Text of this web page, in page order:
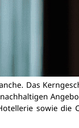
Das
sowie die